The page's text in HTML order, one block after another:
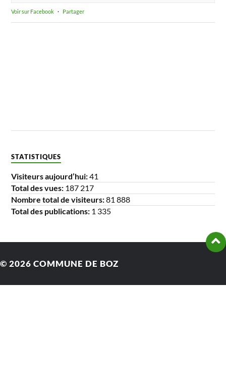
Voir sur Facebook · Partager
STATISTIQUES
Visiteurs aujourd’hui:41
Total des vues: 187 217
Nombre total de visiteurs:81 888
Total des publications: 1 335
© 2026 COMMUNE DE BOZ